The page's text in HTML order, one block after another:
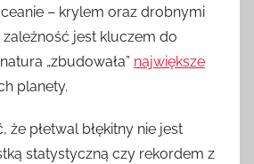
– krylem oraz drobnymi
zależność jest kluczem do
„zbudowała” największe
planety.
że płetwal błękitny nie jest
statystyczną czy rekordem z